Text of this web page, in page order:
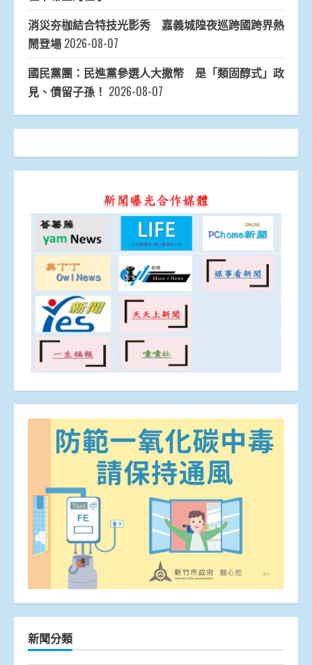
消災夯枷結合特技光影秀 嘉義城隍夜巡跨國跨界熱
鬧登場 2026-08-07
國民黨團：民進黨參選人大撒幣 是「類固醇式」政
見、債留子孫！ 2026-08-07
新聞分類